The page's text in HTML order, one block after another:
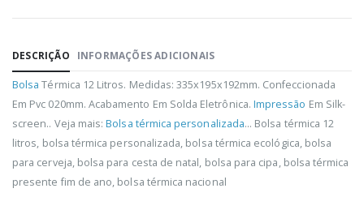
DESCRIÇÃO INFORMAÇÕES ADICIONAIS
Bolsa Térmica 12 Litros. Medidas: 335x195x192mm. Confeccionada
Em Pvc 020mm. Acabamento Em Solda Eletrônica. Impressão Em Silk-
screen.. Veja mais:Bolsa térmica personalizada... Bolsa térmica 12
litros, bolsa térmica personalizada, bolsa térmica ecológica, bolsa
para cerveja, bolsa para cesta de natal, bolsa para cipa, bolsa térmica
presente fim de ano, bolsa térmica nacional